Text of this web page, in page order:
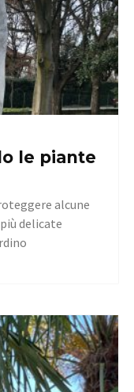
le piante
alcune
delicate